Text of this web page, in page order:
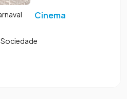
Cinema
Sociedade